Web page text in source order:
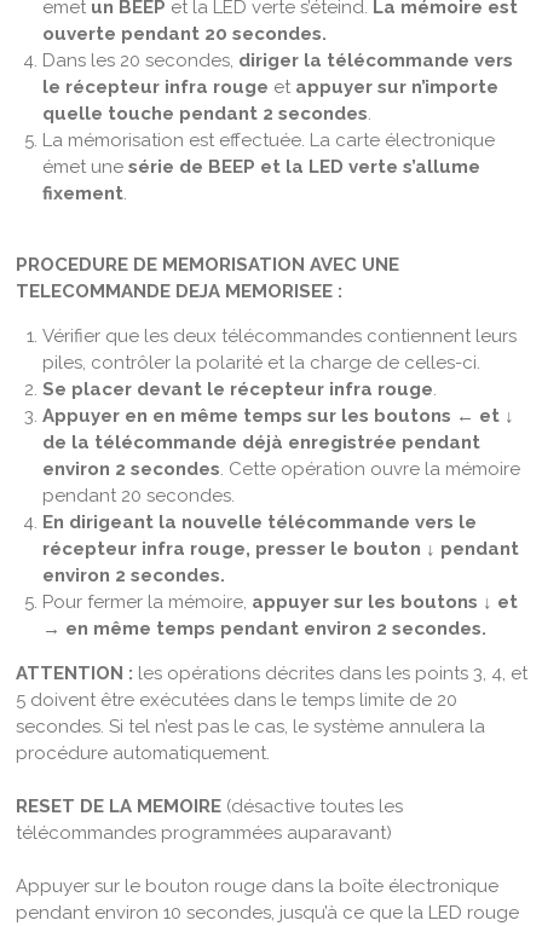
emet un BEEP et la LED verte s’éteind. La mémoire est
ouverte pendant 20 secondes.
Dans les 20 secondes, diriger la télécommande vers
le récepteur infra rouge et appuyer sur n’importe
quelle touche pendant 2 secondes.
La mémorisation est effectuée. La carte électronique
émet une série de BEEP et la LED verte s’allume
fixement.
PROCEDURE DE MEMORISATION AVEC UNE
TELECOMMANDE DEJA MEMORISEE :
Vérifier que les deux télécommandes contiennent leurs
piles, contrôler la polarité et la charge de celles-ci.
Se placer devant le récepteur infra rouge.
Appuyer en en même temps sur les boutons ← et ↓
de la télécommande déjà enregistrée pendant
environ 2 secondes. Cette opération ouvre la mémoire
pendant 20 secondes.
En dirigeant la nouvelle télécommande vers le
récepteur infra rouge, presser le bouton ↓ pendant
environ 2 secondes.
Pour fermer la mémoire, appuyer sur les boutons ↓ et
→ en même temps pendant environ 2 secondes.
ATTENTION : les opérations décrites dans les points 3, 4, et
5 doivent être exécutées dans le temps limite de 20
secondes. Si tel n’est pas le cas, le système annulera la
procédure automatiquement.
RESET DE LA MEMOIRE (désactive toutes les
télécommandes programmées auparavant)
Appuyer sur le bouton rouge dans la boîte électronique
pendant environ 10 secondes, jusqu’à ce que la LED rouge